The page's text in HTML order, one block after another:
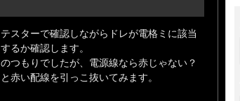
テスターで確認しながらドレが電格ミに該当
するか確認します。
のつもりでしたが、電源線なら赤じゃない？
と赤い配線を引っこ抜いてみます。